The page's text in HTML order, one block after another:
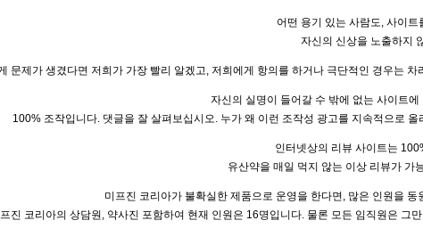
어떤 용기 있는 사람도, 사이트
자신의 신상을 노출하지
문제가 생겼다면 저희가 가장 빨리 알겠고, 저희에게 항의를 하거나 극단적인 경우는
자신의 실명이 들어갈 수 밖에 없는 사이트
100% 조작입니다. 댓글을 잘 살펴보십시오. 누가 왜 이런 조작성 광고를 지속적으로
인터넷상의 리뷰 사이트는
유산약을 매일 먹지 않는 이상 리뷰가 가
미프진 코리아가 불확실한 제품으로 운영을 한다면, 많은 인원을
진 코리아의 상담원, 약사진 포함하여 현재 인원은 16명입니다. 물론 모든 임직원은 그